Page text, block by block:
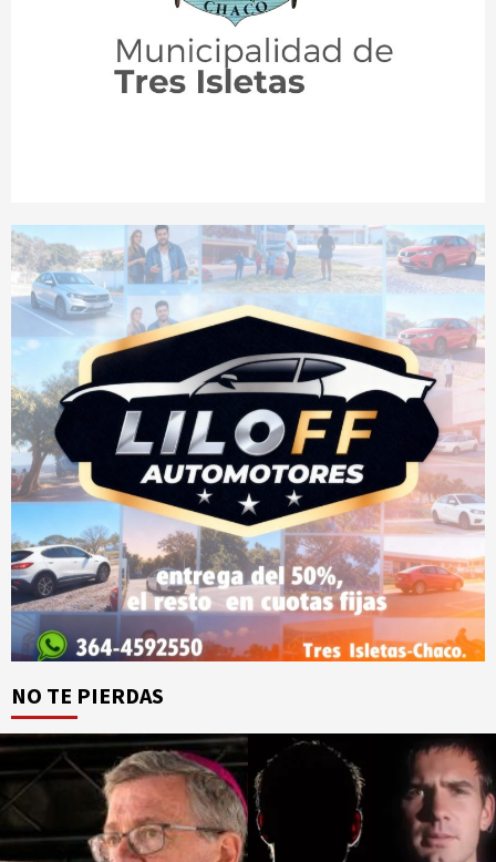
NO TE PIERDAS